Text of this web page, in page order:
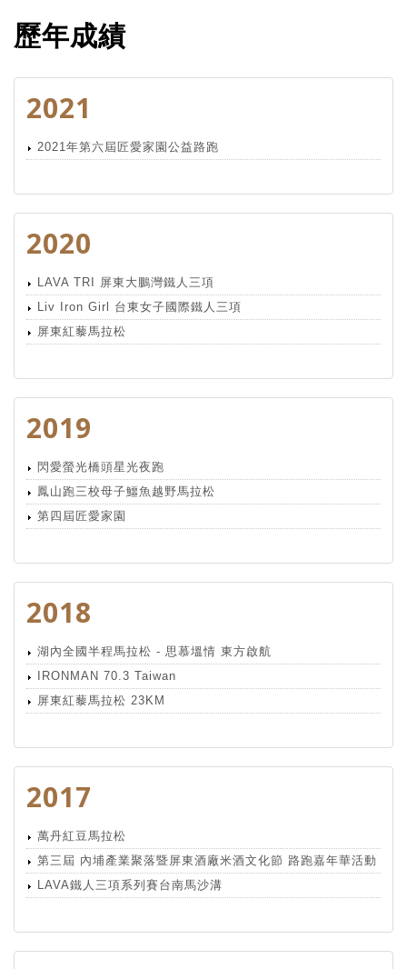
歷年成績
2021
2021年第六屆匠愛家園公益路跑
2020
LAVA TRI 屏東大鵬灣鐵人三項
Liv Iron Girl 台東女子國際鐵人三項
屏東紅藜馬拉松
2019
閃愛螢光橋頭星光夜跑
鳳山跑三校母子鱷魚越野馬拉松
第四屆匠愛家園
2018
湖內全國半程馬拉松 - 思慕塭情 東方啟航
IRONMAN 70.3 Taiwan
屏東紅藜馬拉松 23KM
2017
萬丹紅豆馬拉松
第三屆 內埔產業聚落暨屏東酒廠米酒文化節 路跑嘉年華活動
LAVA鐵人三項系列賽台南馬沙溝